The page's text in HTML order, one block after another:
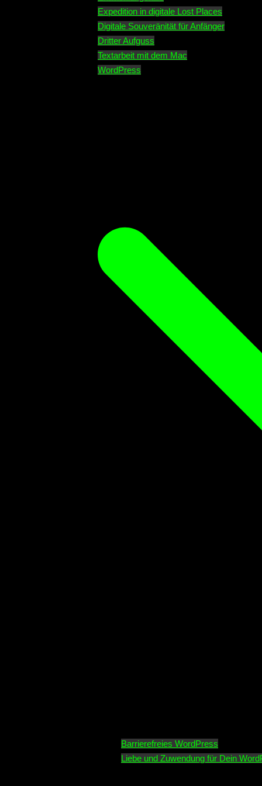
Expedition in digitale Lost Places
Digitale Souveränität für Anfänger
Dritter Aufguss
Textarbeit mit dem Mac
WordPress
Barrierefreies WordPress
Liebe und Zuwendung für Dein